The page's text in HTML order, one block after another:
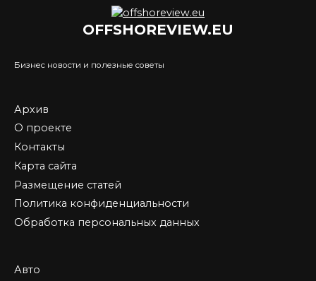
OFFSHOREVIEW.EU
Бизнес новости и полезные советы
Архив
О проекте
Контакты
Карта сайта
Размещение статей
Политика конфиденциальности
Обработка персональных данных
Авто